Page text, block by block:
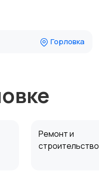
Горловка
Ремонт и
строительство